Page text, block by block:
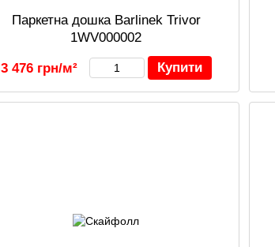
Паркетна дошка Barlinek Trivor
1WV000002
3 476 грн/м² Купити